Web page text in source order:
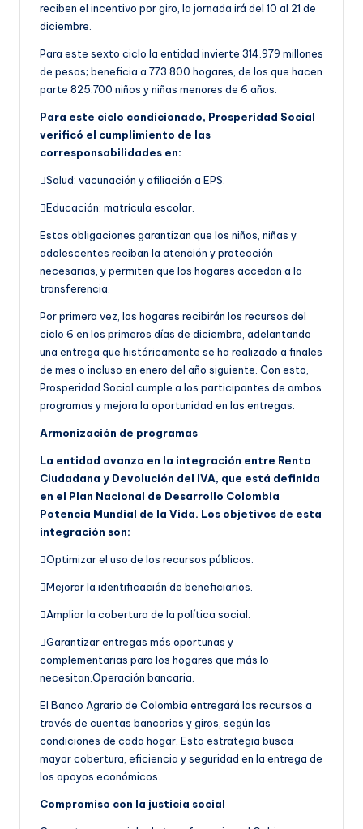
reciben el incentivo por giro, la jornada irá del 10 al 21 de
diciembre.
Para este sexto ciclo la entidad invierte 314.979 millones
de pesos; beneficia a 773.800 hogares, de los que hacen
parte 825.700 niños y niñas menores de 6 años.
Para este ciclo condicionado, Prosperidad Social
verificó el cumplimiento de las
corresponsabilidades en:
Salud: vacunación y afiliación a EPS.
Educación: matrícula escolar.
Estas obligaciones garantizan que los niños, niñas y
adolescentes reciban la atención y protección
necesarias, y permiten que los hogares accedan a la
transferencia.
Por primera vez, los hogares recibirán los recursos del
ciclo 6 en los primeros días de diciembre, adelantando
una entrega que históricamente se ha realizado a finales
de mes o incluso en enero del año siguiente. Con esto,
Prosperidad Social cumple a los participantes de ambos
programas y mejora la oportunidad en las entregas.
Armonización de programas
La entidad avanza en la integración entre Renta
Ciudadana y Devolución del IVA, que está definida
en el Plan Nacional de Desarrollo Colombia
Potencia Mundial de la Vida. Los objetivos de esta
integración son:
Optimizar el uso de los recursos públicos.
Mejorar la identificación de beneficiarios.
Ampliar la cobertura de la política social.
Garantizar entregas más oportunas y
complementarias para los hogares que más lo
necesitan.Operación bancaria.
El Banco Agrario de Colombia entregará los recursos a
través de cuentas bancarias y giros, según las
condiciones de cada hogar. Esta estrategia busca
mayor cobertura, eficiencia y seguridad en la entrega de
los apoyos económicos.
Compromiso con la justicia social